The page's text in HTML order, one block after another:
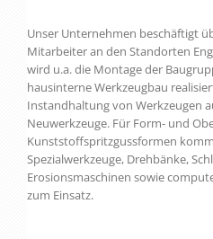
Unser Unternehmen beschäftigt
Mitarbeiter an den Standorten
wird u.a. die Montage der
hausinterne Werkzeugbau
Instandhaltung von Werkzeugen
Neuwerkzeuge. Für Form- und
Kunststoffspritzgussformen
Spezialwerkzeuge, Drehbänke,
Erosionsmaschinen sowie
zum Einsatz.